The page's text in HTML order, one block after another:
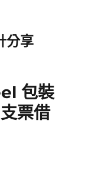
分享
包裝
票借